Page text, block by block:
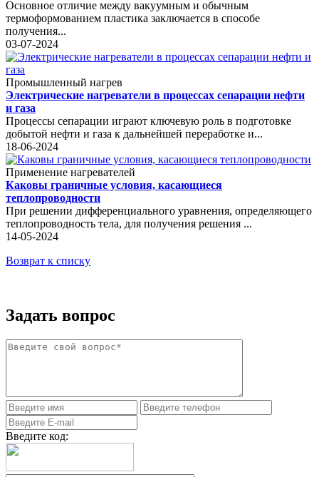
Основное отличие между вакуумным и обычным
термоформованием пластика заключается в способе
получения...
03-07-2024
Промышленный нагрев
Электрические нагреватели в процессах сепарации нефти
и газа
Процессы сепарации играют ключевую роль в подготовке
добытой нефти и газа к дальнейшей переработке и...
18-06-2024
Применение нагревателей
Каковы граничные условия, касающиеся
теплопроводности
При решении дифференциального уравнения, определяющего
теплопроводность тела, для получения решения ...
14-05-2024
Возврат к списку
Задать вопрос
Введите код: